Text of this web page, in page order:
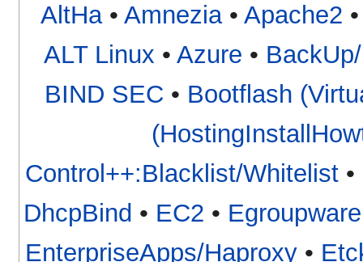
AltHa• Amnezia• Apache2
ALT Linux • Azure •
BIND SEC • Bootflash
Control++:Blacklist/Whitelist •
DhcpBind • EC2 • Egroupware
EnterpriseApps/Haproxy •